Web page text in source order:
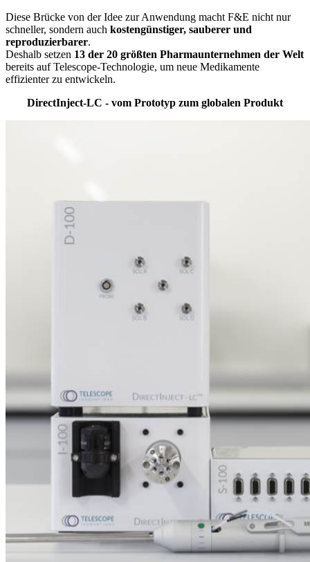
Diese Brücke von der Idee zur Anwendung macht F&E nicht nur
schneller, sondern auch kostengünstiger, sauberer und
reproduzierbarer.
Deshalb setzen 13 der 20 größten Pharmaunternehmen der Welt
bereits auf Telescope-Technologie, um neue Medikamente
effizienter zu entwickeln.
DirectInject-LC - vom Prototyp zum globalen Produkt